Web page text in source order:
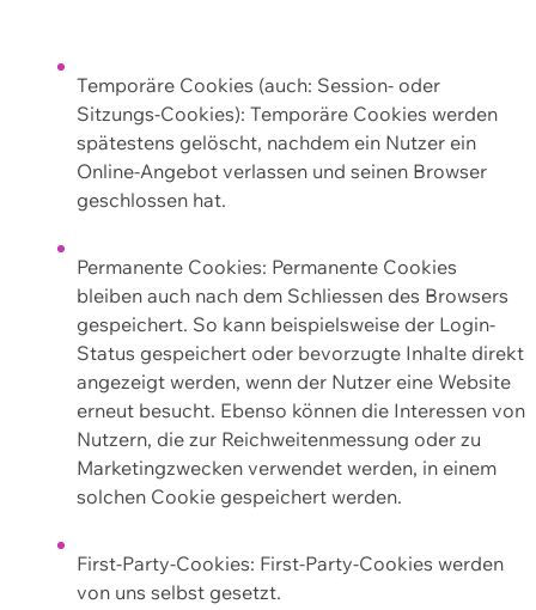
Temporäre Cookies (auch: Session- oder
Sitzungs-Cookies): Temporäre Cookies werden
spätestens gelöscht, nachdem ein Nutzer ein
Online-Angebot verlassen und seinen Browser
geschlossen hat.
Permanente Cookies: Permanente Cookies
bleiben auch nach dem Schliessen des Browsers
gespeichert. So kann beispielsweise der Login-
Status gespeichert oder bevorzugte Inhalte direkt
angezeigt werden, wenn der Nutzer eine Website
erneut besucht. Ebenso können die Interessen von
Nutzern, die zur Reichweitenmessung oder zu
Marketingzwecken verwendet werden, in einem
solchen Cookie gespeichert werden.
First-Party-Cookies: First-Party-Cookies werden
von uns selbst gesetzt.